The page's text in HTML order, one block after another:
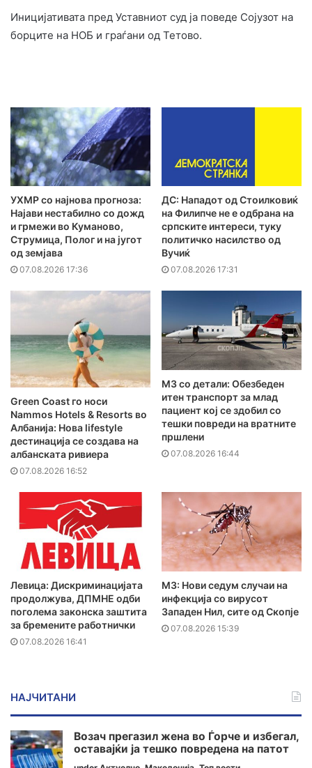
Иницијативата пред Уставниот суд ја поведе Сојузот на
борците на НОБ и граѓани од Тетово.
УХМР со најнова прогноза:
Најави нестабилно со дожд
и грмежи во Куманово,
Струмица, Полог и на југот
од земјава
07.08.2026 17:36
ДС: Нападот од Стоилковиќ
на Филипче не е одбрана на
српските интереси, туку
политичко насилство од
Вучиќ
07.08.2026 17:31
Green Coast го носи
Nammos Hotels & Resorts во
Албанија: Нова lifestyle
дестинација се создава на
албанската ривиера
07.08.2026 16:52
MЗ со детали: Обезбеден
итен транспорт за млад
пациент кој се здобил со
тешки повреди на вратните
пршлени
07.08.2026 16:44
Левица: Дискриминацијата
продолжува, ДПМНЕ одби
поголема законска заштита
за бремените работнички
07.08.2026 16:41
МЗ: Нови седум случаи на
инфекција со вирусот
Западен Нил, сите од Скопје
07.08.2026 15:39
НАЈЧИТАНИ
Возач прегазил жена во Ѓорче и избегал,
оставајќи ја тешко повредена на патот